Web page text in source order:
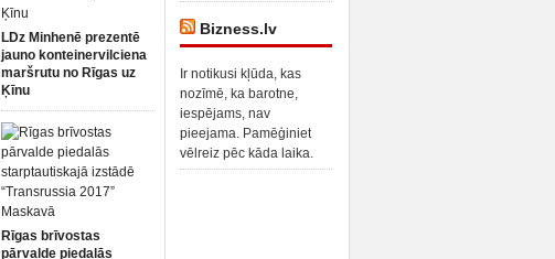
LDz Minhenē prezentē
jauno konteinervilciena
maršrutu no Rīgas uz
Ķīnu
Rīgas brīvostas
pārvalde piedalās
Bizness.lv
Ir notikusi kļūda, kas
nozīmē, ka barotne,
iespējams, nav
pieejama. Pamēģiniet
vēlreiz pēc kāda laika.